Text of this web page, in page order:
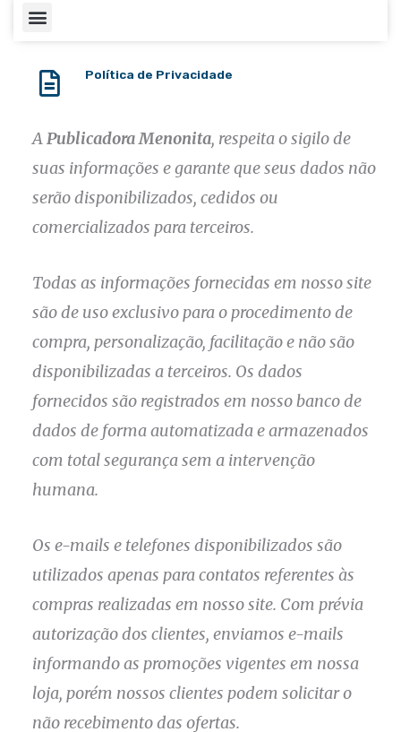
Menu
Política de Privacidade
APublicadora Menonita, respeita o sigilo de
suas informações e garante que seus dados não
serão disponibilizados, cedidos ou
comercializados para terceiros.
Todas as informações fornecidas em nosso site
são de uso exclusivo para o procedimento de
compra, personalização, facilitação e não são
disponibilizadas a terceiros. Os dados
fornecidos são registrados em nosso banco de
dados de forma automatizada e armazenados
com total segurança sem a intervenção
humana.
Os e-mails e telefones disponibilizados são
utilizados apenas para contatos referentes às
compras realizadas em nosso site. Com prévia
autorização dos clientes, enviamos e-mails
informando as promoções vigentes em nossa
loja, porém nossos clientes podem solicitar o
não recebimento das ofertas.